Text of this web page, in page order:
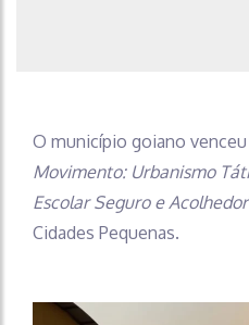
O município goiano
Movimento: Urbanismo
Escolar Seguro e Acolhedor
Cidades Pequenas.